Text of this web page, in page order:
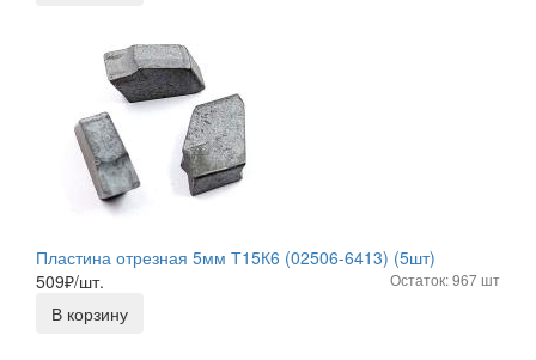
Пластина отрезная 5мм Т15К6 (02506-6413) (5шт)
509₽/шт. Остаток: 967 шт
В корзину